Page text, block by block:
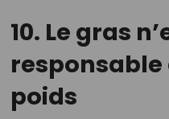
10. Le gras
responsable
poids